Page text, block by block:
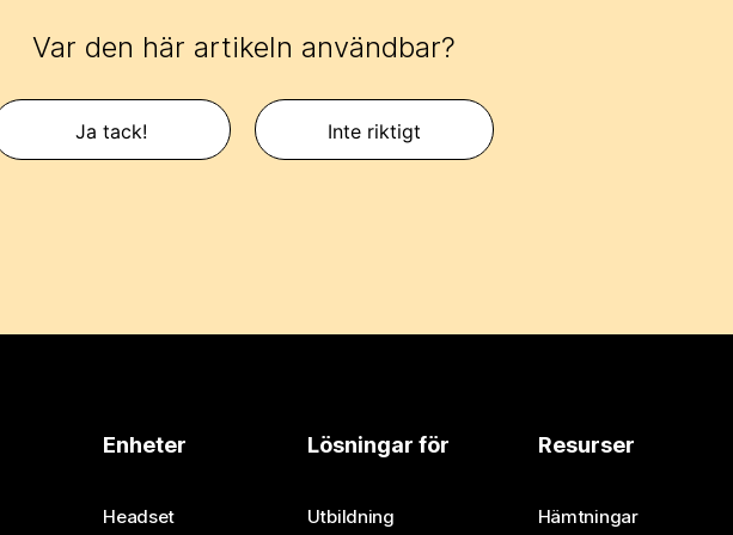
Var den här artikeln användbar?
Ja tack! Inte riktigt
Enheter
Headset
Lösningar för
Utbildning
Resurser
Hämtningar